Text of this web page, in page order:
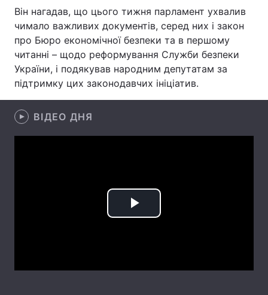
Зброя Інциденти
Здоров'я Туризм
Цікавинки Погода
Екологія
Лонгріди
Він нагадав, що цього тижня парламент ухвалив
чимало важливих документів, серед них і закон
про Бюро економічної безпеки та в першому
читанні – щодо реформування Служби безпеки
України, і подякував народним депутатам за
підтримку цих законодавчих ініціатив.
ВІДЕО ДНЯ
Play